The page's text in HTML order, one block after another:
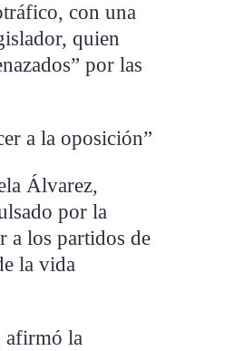
con una
quien
por las
a la oposición”
Álvarez,
por la
a los partidos de
la vida
afirmó la